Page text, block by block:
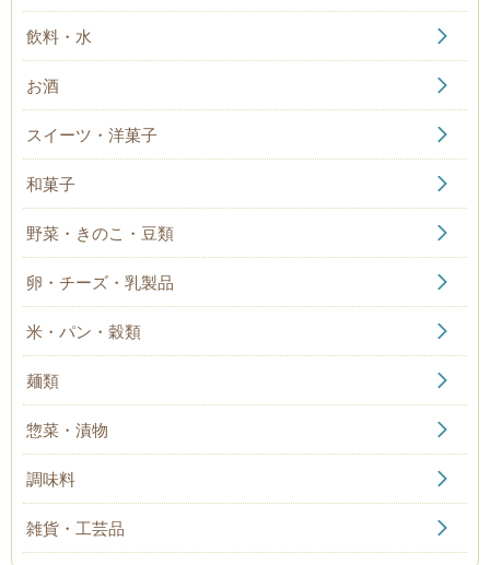
飲料・水
お酒
スイーツ・洋菓子
和菓子
野菜・きのこ・豆類
卵・チーズ・乳製品
米・パン・穀類
麺類
惣菜・漬物
調味料
雑貨・工芸品